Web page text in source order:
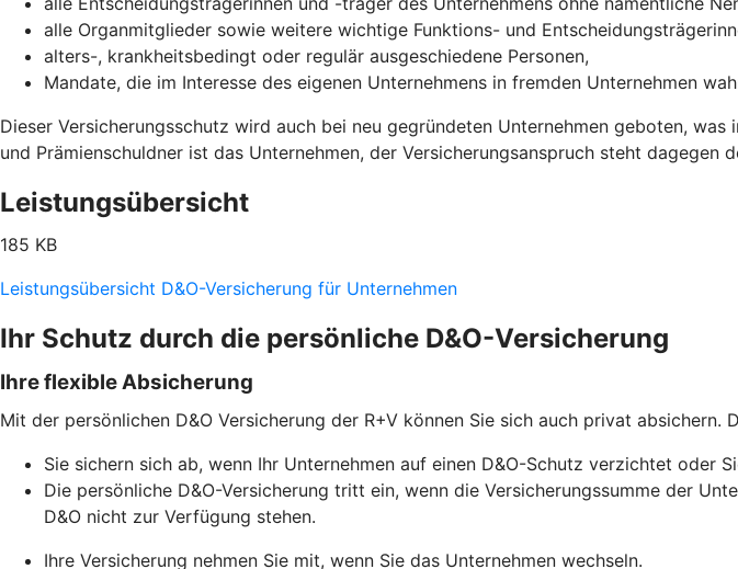
alle Organmitglieder sowie weitere wichtige Funktions- und
alters-, krankheitsbedingt oder regulär ausgeschiedene Personen,
Mandate, die im Interesse des eigenen Unternehmens in fremden Unternehmen
Dieser Versicherungsschutz wird auch bei neu gegründeten Unternehmen geboten,
und Prämienschuldner ist das Unternehmen, der Versicherungsanspruch steht dagegen
Leistungsübersicht
185 KB
Leistungsübersicht D&O-Versicherung für Unternehmen
Ihr Schutz durch die persönliche D&O-Versicherung
Ihre flexible Absicherung
Mit der persönlichen D&O Versicherung der R+V können Sie sich auch privat
Sie sichern sich ab, wenn Ihr Unternehmen auf einen D&O-Schutz verzichtet oder
Die persönliche D&O-Versicherung tritt ein, wenn die Versicherungssumme der
D&O nicht zur Verfügung stehen.
Ihre Versicherung nehmen Sie mit, wenn Sie das Unternehmen wechseln.